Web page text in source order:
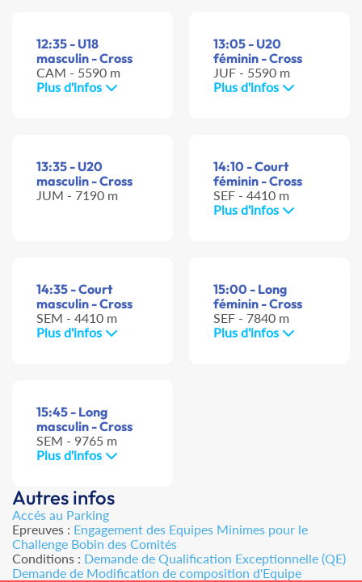
12:35 - U18
masculin - Cross
CAM - 5590 m
Plus d'infos
13:05 - U20
féminin - Cross
JUF - 5590 m
Plus d'infos
13:35 - U20
masculin - Cross
JUM - 7190 m
14:10 - Court
féminin - Cross
SEF - 4410 m
Plus d'infos
14:35 - Court
masculin - Cross
SEM - 4410 m
Plus d'infos
15:00 - Long
féminin - Cross
SEF - 7840 m
Plus d'infos
15:45 - Long
masculin - Cross
SEM - 9765 m
Plus d'infos
Autres infos
Accés au Parking
Epreuves : Engagement des Equipes Minimes pour le
Challenge Bobin des Comités
Conditions : Demande de Qualification Exceptionnelle (QE)
Demande de Modification de composition d'Equipe